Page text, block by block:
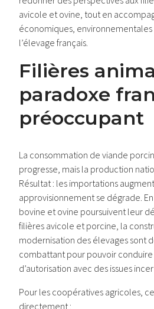
avicole et ovine, tout en
économiques,
l’élevage français.
Filières
paradoxe
préoccupant
La consommation de viande
progresse, mais la production
Résultat : les importations
approvisionnement se dégrade.
bovine et ovine poursuivent leur
filières avicole et porcine, la
modernisation des élevages sont
combattant pour pouvoir conduire
d’autorisation avec des issues
Pour les coopératives agricoles,
directement :